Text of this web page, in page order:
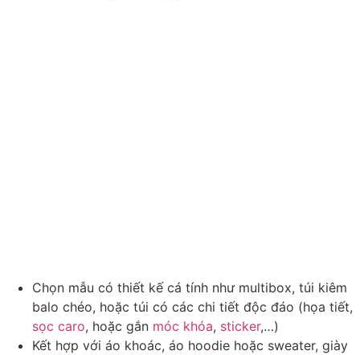
Chọn mẫu có thiết kế cá tính như multibox, túi kiêm
balo chéo, hoặc túi có các chi tiết độc đáo (họa tiết,
sọc caro, hoặc gắn móc khóa, sticker,…)
Kết hợp với áo khoác, áo hoodie hoặc sweater, giày